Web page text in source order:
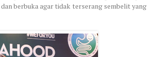
berbuka agar tidak terserang sembelit yang